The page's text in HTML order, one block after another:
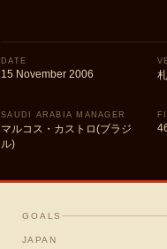
DATE
15 November 2006
SAUDI ARABIA MANAGER
マルコス・カストロ(ブラジ
ル)
GOALS
JAPAN